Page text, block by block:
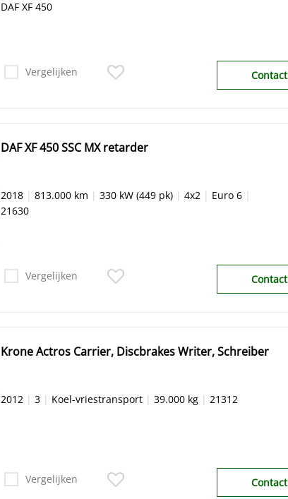
DAF XF 450
Vergelijken Contact
DAF XF 450 SSC MX retarder
2018| 813.000 km | 330 kW (449 pk)| 4x2| Euro 6|
21630
Vergelijken Contact
Krone Actros Carrier, Discbrakes Writer, Schreiber
2012 | 3| Koel-vriestransport| 39.000 kg| 21312
Vergelijken Contact